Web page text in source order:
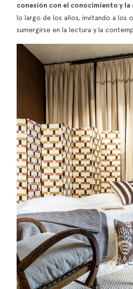
conexión con el conocimiento y la
lo largo de los años, invitando a los
sumergirse en la lectura y la